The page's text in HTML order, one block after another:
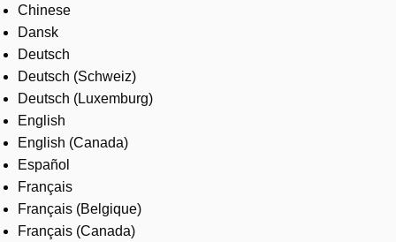
Industries
Services
About us
Where to buy
Contact us
Careers
Chinese
Dansk
Deutsch
Deutsch (Schweiz)
Deutsch (Luxemburg)
English
English (Canada)
Español
Français
Français (Belgique)
Français (Canada)